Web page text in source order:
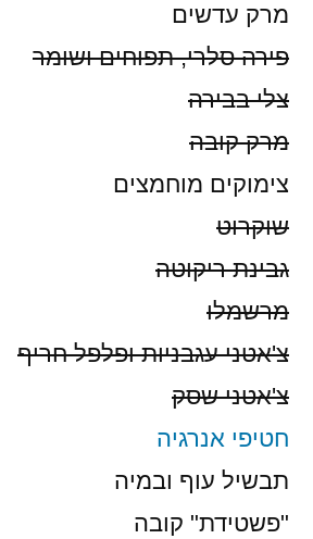
מרק עדשים
פירה סלרי, תפוחים ושומר
צלי בבירה
מרק קובה
צימוקים מוחמצים
שוקרוט
גבינת ריקוטה
מרשמלו
צ'אטני עגבניות ופלפל חריף
צ'אטני שסק
חטיפי אנרגיה
תבשיל עוף ובמיה
"פשטידת" קובה